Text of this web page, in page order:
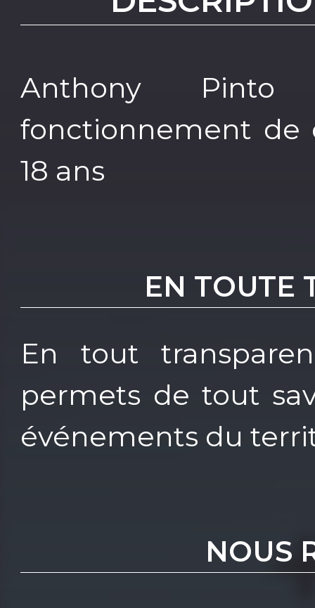
Anthony
fonctionnement de
18 ans
EN TOUTE
En tout
permets de tout
événements du
NOUS